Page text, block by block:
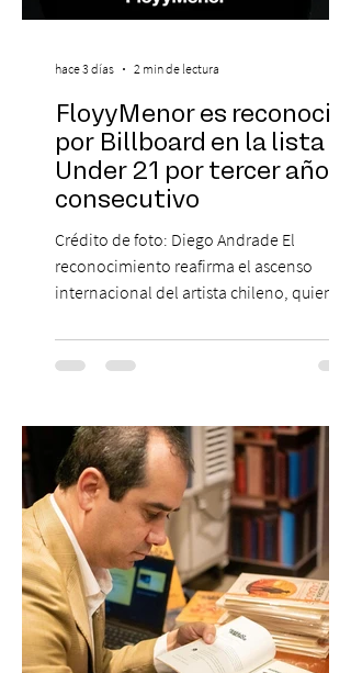
FloyyMenor es reconocido
por Billboard en la lista 21
Under 21 por tercer año
consecutivo
Crédito de foto: Diego Andrade El
reconocimiento reafirma el ascenso
internacional del artista chileno, quien
en la escena global. MIAMI, FL (3 de agosto
de 2026) — FloyyMenor ha sido
Under 21 por tercer año consecutivo,
formando parte una vez más de la
selección anual de la publicación que
destaca a los artistas menores de 21 años
más influyentes de la industria musical.
Este reconocimiento reaf
hace 3 días 2 min de lectura